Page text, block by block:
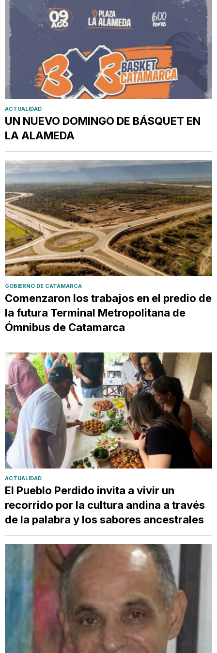
ACTUALIDAD
UN NUEVO DOMINGO DE BÁSQUET EN
LA ALAMEDA
GOBIERNO DE CATAMARCA
Comenzaron los trabajos en el predio de
la futura Terminal Metropolitana de
Ómnibus de Catamarca
ACTUALIDAD
El Pueblo Perdido invita a vivir un
recorrido por la cultura andina a través
de la palabra y los sabores ancestrales